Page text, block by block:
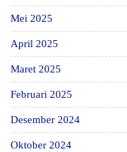
Mei 2025
April 2025
Maret 2025
Februari 2025
Desember 2024
Oktober 2024